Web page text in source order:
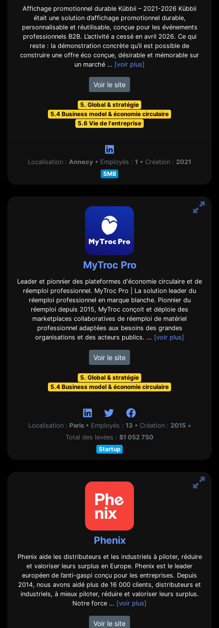
Affichage promotionnel durable Kübbii – 2021-2026 Kübbii
était une solution d’affichage promotionnel durable,
personnalisable et réutilisable, conçue pour les événements
professionnels B2B. L’activité a cessé en avril 2026. Ce qui
reste : la démonstration concrète qu’il est possible de
construire une offre éco conçue, désirable et mémorable sur
un marché … [voir plus]
Voir le site
5. Global & stratégie
5.4 Business model & économie circulaire
5.6 Vie de l'entreprise
Localisation : Annecy • Employés : 1 • Création : 2021
SMB
MyTroc Pro
Leader et pionnier des plateformes d'économie circulaire et de
réemploi professionnel. MyTroc Pro | La solution leader du
réemploi professionnel en marque blanche. Pionnier du
réemploi depuis 2015, MyTroc conçoit et déploie des
marketplaces collaboratives de réemploi de matériel
professionnel adaptées aux besoins des grandes
organisations et des acteurs publics. … [voir plus]
Voir le site
5. Global & stratégie
5.4 Business model & économie circulaire
Localisation : Paris • Employés : 13 • Création : 2015 •
Total des levées : $1 052 750
Startup
Phenix
Phenix aide les distributeurs et les industriels à piloter, réduire
et valoriser leurs surplus en Europe. Phenix est le leader
européen de l’anti-gaspi conçu pour les entreprises. Depuis
2014, nous avons aidé plus de 16 000 clients, distributeurs et
industriels, à mieux piloter, réduire et valoriser leurs surplus.
Notre force … [voir plus]
Voir le site